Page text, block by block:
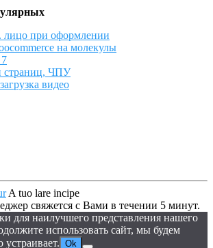
при оформлении
на молекулы
страниц, ЧПУ
видео
A tuo lare incipe
свяжется с Вами в течении 5 минут.
для наилучшего представления нашего
использовать сайт, мы будем
устраивает. Ok